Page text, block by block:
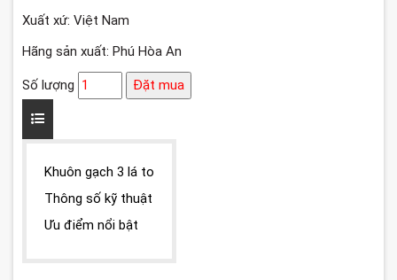
Xuất xứ: Việt Nam
Hãng sản xuất: Phú Hòa An
Số lượng Đặt mua
Khuôn gạch 3 lá to
Thông số kỹ thuật
Ưu điểm nổi bật